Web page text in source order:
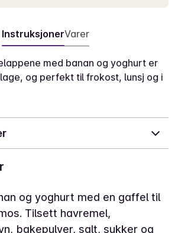
InstruksjonerVarer
med banan og yoghurt er
og perfekt til frokost, lunsj og i
og yoghurt med en gaffel til
Tilsett havremel,
bakepulver, salt, sukker og